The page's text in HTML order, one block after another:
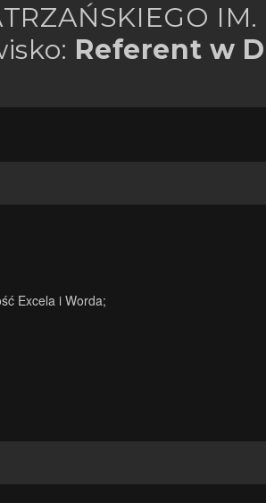
Referent w
Excela i Worda;